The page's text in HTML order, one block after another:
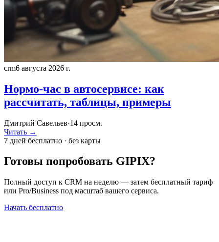
crm6 августа 2026 г.
Нормо-час в автосервисе: как
рассчитать, таблицы, примеры
Дмитрий Савельев·14 просм.
Читать →
7 дней бесплатно · без карты
Готовы попробовать GIPIX?
Полный доступ к CRM на неделю — затем бесплатный тариф
или Pro/Business под масштаб вашего сервиса.
Начать бесплатно